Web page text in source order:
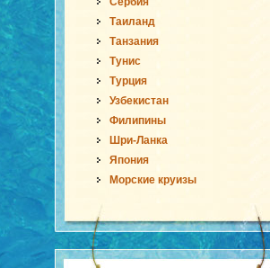
Таиланд
Танзания
Тунис
Турция
Узбекистан
Филипины
Шри-Ланка
Япония
Морские круизы